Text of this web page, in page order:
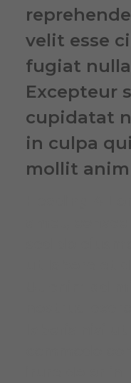
velit esse
fugiat
Excepteur
cupidatat
in culpa
mollit